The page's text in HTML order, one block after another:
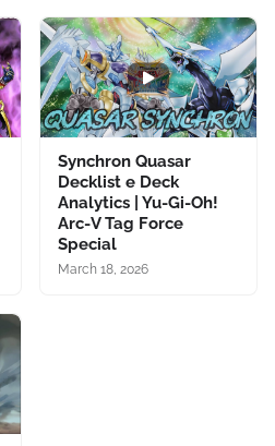
Synchron Quasar
Decklist e Deck
Analytics | Yu-Gi-Oh!
Arc-V Tag Force
Special
March 18, 2026